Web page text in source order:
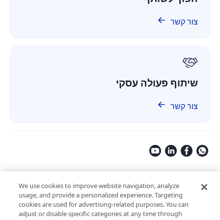
פיננסים
ComPDF ב-GitHub
צור קשר
שיתוף פעולה עסקי
צור קשר
מדיניות פרטיות תנאי שימוש
מדיניות אבטחה
הגדרות קובצי Cookie
מופעל על ידי ComPDF
Reserved.
We use cookies to improve website navigation, analyze
usage, and provide a personalized experience. Targeting
cookies are used for advertising-related purposes. You can
adjust or disable specific categories at any time through